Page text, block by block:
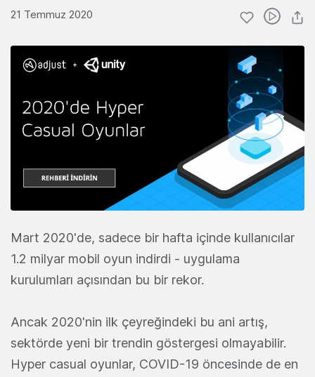
21 Temmuz 2020
Mart 2020'de, sadece bir hafta içinde kullanıcılar
1.2 milyar mobil oyun indirdi - uygulama
kurulumları açısından bu bir rekor.
Ancak 2020'nin ilk çeyreğindeki bu ani artış,
sektörde yeni bir trendin göstergesi olmayabilir.
Hyper casual oyunlar, COVID-19 öncesinde de en